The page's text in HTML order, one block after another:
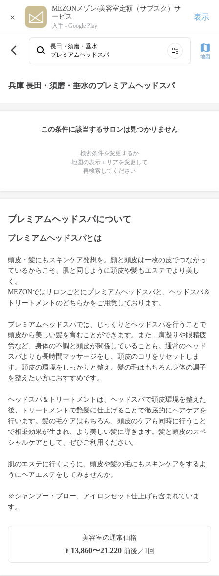
×
MEZONメゾン/美容室定額（サブスク）サ
ービス
入手 - Google Play
表示
長田・須磨・垂水
プレミアムヘッドスパ
地図
兵庫 長田・須磨・垂水のプレミアムヘッドスパ
この条件に該当するサロンは見つかりません
検索条件を変更するか
地図の表示エリアを変更して
再検索してください
プレミアムヘッドスパについて
プレミアムヘッドスパとは
頭皮・髪にもスキンケア発想を。顔と頭皮は一枚の皮でつながっ
ているからこそ、肌と同じように頭皮や髪もエステでより美し
く。
MEZONではサロンごとにプレミアムヘッドスパと、ヘッドスパ＆
トリートメントのどちらかをご用意しております。
プレミアムヘッドスパでは、じっくりとヘッドスパを行うことで
頭皮から美しい髪を育むことができます。また、肩凝りや眼精疲
労など、身体の不調と頭皮が関係していることも。通常のヘッド
スパよりも長時間マッサージをし、頭皮のコリをリセットしま
す。頭皮の環境をしっかりと整え、髪の毛はもちろん身体の調子
を整えたい方におすすめです。
ヘッドスパ＆トリートメントは、ヘッドスパで頭皮環境を整えた
後、トリートメントで艶髪に仕上げることで徹底的にヘアケアを
行います。髪の毛ケアはもちろん、頭皮のケアも同時に行うこと
で相乗効果が生まれ、より美しい髪に導きます。髪と頭皮のスペ
シャルケアとして、ぜひご利用ください。
肌のエステに行くように、頭皮や髪の毛にもスキンケアをするよ
うにヘアエステをしてみませんか。
※シャンプー・ブロー、アイロンセット仕上げも含まれていま
す。
美容室の通常価格
¥ 13,860〜21,220前後／1回